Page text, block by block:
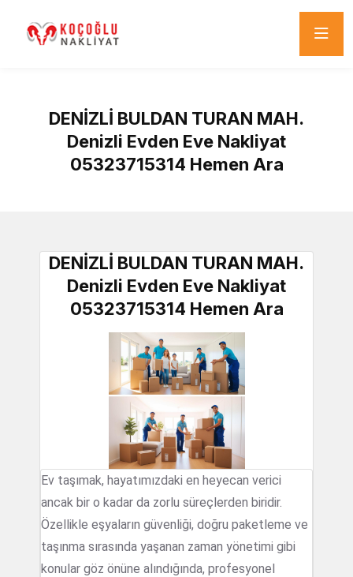
DENİZLİ BULDAN TURAN MAH.
Denizli Evden Eve Nakliyat
05323715314 Hemen Ara
DENİZLİ BULDAN TURAN MAH.
Denizli Evden Eve Nakliyat
05323715314 Hemen Ara
Ev taşımak, hayatımızdaki en heyecan verici
ancak bir o kadar da zorlu süreçlerden biridir.
Özellikle eşyaların güvenliği, doğru paketleme ve
taşınma sırasında yaşanan zaman yönetimi gibi
konular göz önüne alındığında, profesyonel